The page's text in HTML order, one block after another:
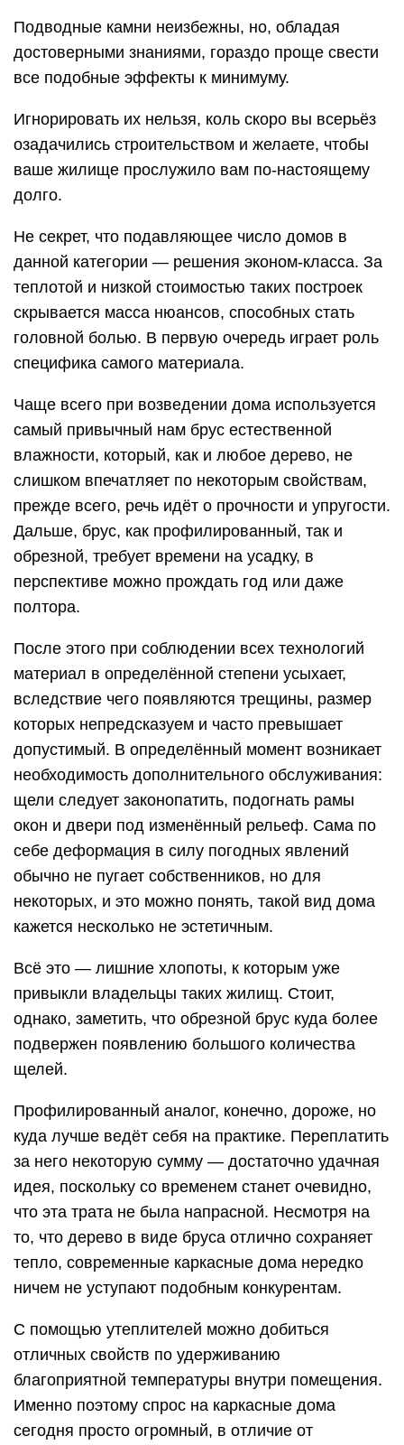
Подводные камни неизбежны, но, обладая
достоверными знаниями, гораздо проще свести
все подобные эффекты к минимуму.
Игнорировать их нельзя, коль скоро вы всерьёз
озадачились строительством и желаете, чтобы
ваше жилище прослужило вам по-настоящему
долго.
Не секрет, что подавляющее число домов в
данной категории — решения эконом-класса. За
теплотой и низкой стоимостью таких построек
скрывается масса нюансов, способных стать
головной болью. В первую очередь играет роль
специфика самого материала.
Чаще всего при возведении дома используется
самый привычный нам брус естественной
влажности, который, как и любое дерево, не
слишком впечатляет по некоторым свойствам,
прежде всего, речь идёт о прочности и упругости.
Дальше, брус, как профилированный, так и
обрезной, требует времени на усадку, в
перспективе можно прождать год или даже
полтора.
После этого при соблюдении всех технологий
материал в определённой степени усыхает,
вследствие чего появляются трещины, размер
которых непредсказуем и часто превышает
допустимый. В определённый момент возникает
необходимость дополнительного обслуживания:
щели следует законопатить, подогнать рамы
окон и двери под изменённый рельеф. Сама по
себе деформация в силу погодных явлений
обычно не пугает собственников, но для
некоторых, и это можно понять, такой вид дома
кажется несколько не эстетичным.
Всё это — лишние хлопоты, к которым уже
привыкли владельцы таких жилищ. Стоит,
однако, заметить, что обрезной брус куда более
подвержен появлению большого количества
щелей.
Профилированный аналог, конечно, дороже, но
куда лучше ведёт себя на практике. Переплатить
за него некоторую сумму — достаточно удачная
идея, поскольку со временем станет очевидно,
что эта трата не была напрасной. Несмотря на
то, что дерево в виде бруса отлично сохраняет
тепло, современные каркасные дома нередко
ничем не уступают подобным конкурентам.
С помощью утеплителей можно добиться
отличных свойств по удерживанию
благоприятной температуры внутри помещения.
Именно поэтому спрос на каркасные дома
сегодня просто огромный, в отличие от